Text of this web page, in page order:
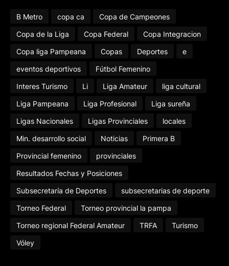
B Metro copa ca
Copa de Campeones
Copa de la Liga
Copa Federal
Copa Integracion
Copa liga Pampeana
Copas Deportes
e
eventos deportivos
Fútbol Femenino
Interes Turismo
Li Liga Amateur
liga cultural
Liga Pampeana
Liga Profesional
Liga sureña
Ligas Nacionales
Ligas Provinciales
locales
Min. desarrollo social
Noticias
Primera B
Provincial femenino
provinciales
Resultados Fechas y Posiciones
Subsecretaría de Deportes
subsecretarias de deporte
Torneo Federal
Torneo provincial la pampa
Torneo regional Federal Amateur
TRFA
Turismo
Vóley